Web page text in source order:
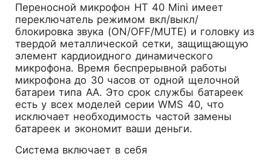
Переносной микрофон HT 40 Mini имеет
переключатель режимом вкл/выкл/
блокировка звука (ON/OFF/MUTE) и головку из
твердой металлической сетки, защищающую
элемент кардиоидного динамического
микрофона. Время беспрерывной работы
микрофона до 30 часов от одной щелочной
батареи типа AA. Это срок службы батареек
есть у всех моделей серии WMS 40, что
исключает необходимость частой замены
батареек и экономит ваши деньги.
Система включает в себя